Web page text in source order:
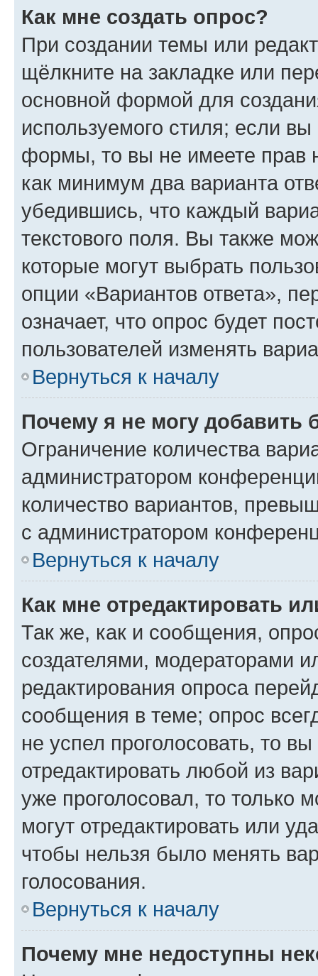
Как мне создать опрос?
При создании темы или
щёлкните на закладке или
основной формой для
используемого стиля; если
формы, то вы не имеете прав
как минимум два варианта
убедившись, что каждый
текстового поля. Вы также
которые могут выбрать
опции «Вариантов ответа»,
означает, что опрос будет
пользователей изменять
Вернуться к началу
Почему я не могу добавить
Ограничение количества
администратором
количество вариантов,
с администратором
Вернуться к началу
Как мне отредактировать
Так же, как и сообщения,
создателями, модераторами
редактирования опроса
сообщения в теме; опрос
не успел проголосовать, то
отредактировать любой из
уже проголосовал, то только
могут отредактировать или
чтобы нельзя было менять
голосования.
Вернуться к началу
Почему мне недоступны